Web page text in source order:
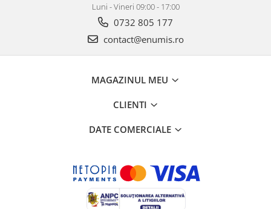
Luni - Vineri 09:00 - 17:00
0732 805 177
contact@enumis.ro
MAGAZINUL MEU
CLIENTI
DATE COMERCIALE